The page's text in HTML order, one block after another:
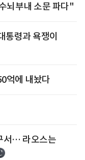
뇌부내 소문 파다"
령과 욕쟁이
억에 내놨다
서… 라오스는